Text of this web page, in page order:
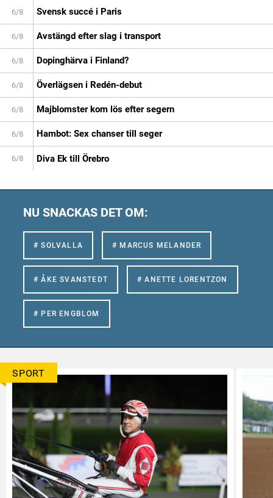
6/8 Svensk succé i Paris
6/8 Avstängd efter slag i transport
6/8 Dopinghärva i Finland?
6/8 Överlägsen i Redén-debut
6/8 Majblomster kom lös efter segern
6/8 Hambot: Sex chanser till seger
6/8 Diva Ek till Örebro
NU SNACKAS DET OM:
# SOLVALLA # MARCUS MELANDER
# ÅKE SVANSTEDT # ANETTE LORENTZON
# PER ENGBLOM
SPORT